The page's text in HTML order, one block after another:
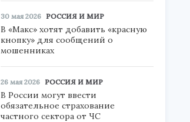
30 мая 2026 РОССИЯ И МИР
В «Макс» хотят добавить «красную
кнопку» для сообщений о
мошенниках
26 мая 2026 РОССИЯ И МИР
В России могут ввести
обязательное страхование
частного сектора от ЧС